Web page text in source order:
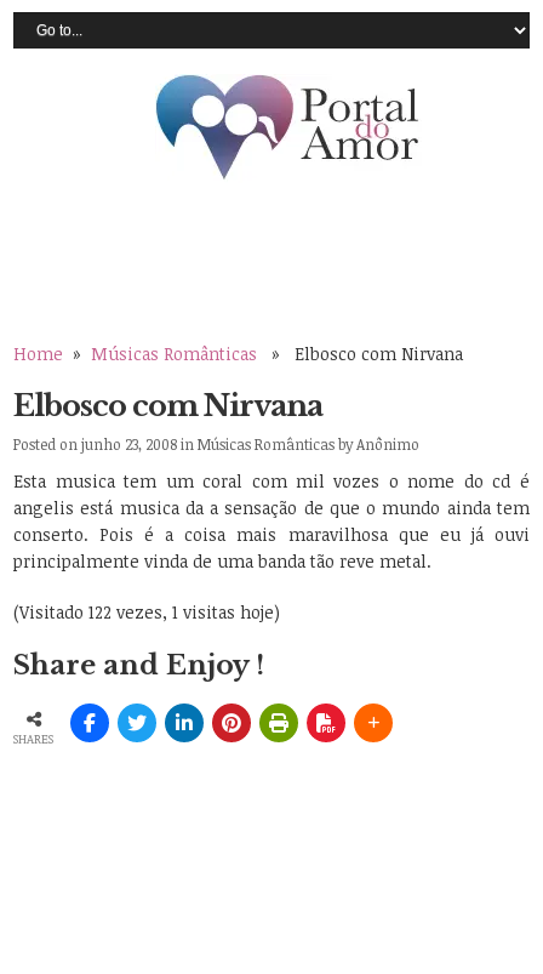
Home » Músicas Românticas » Elbosco com Nirvana
Elbosco com Nirvana
Posted on junho 23, 2008 inMúsicas RomânticasbyAnônimo
Esta musica tem um coral com mil vozes o nome do cd é
angelis está musica da a sensação de que o mundo ainda tem
conserto. Pois é a coisa mais maravilhosa que eu já ouvi
principalmente vinda de uma banda tão reve metal.
(Visitado 122 vezes, 1 visitas hoje)
Share and Enjoy !
SHARES